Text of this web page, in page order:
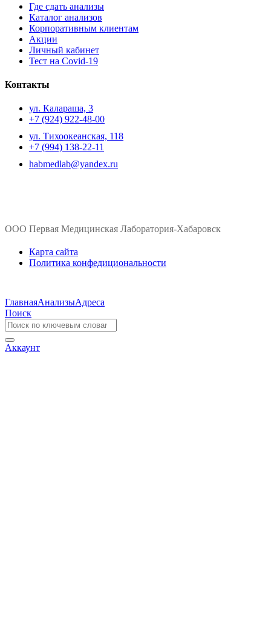
Где сдать анализы
Каталог анализов
Корпоративным клиентам
Акции
Личный кабинет
Тест на Covid-19
Контакты
ул. ​Калараша, 3
+7 (924) 922-48-00
ул. ​Тихоокеанская, 118
+7 (994) 138-22-11
habmedlab@yandex.ru
ООО Первая Медицинская Лаборатория-Хабаровск
Карта сайта
Политика конфедициональности
ГлавнаяАнализыАдреса
Поиск
Аккаунт